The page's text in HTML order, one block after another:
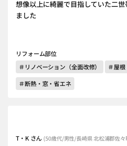
想像以上に綺麗で目指していた二
ました
リフォーム部位
＃リノベーション（全面改修）
＃屋
＃断熱・窓・省エネ
T・K さん (50歳代/男性/長崎県 北松浦郡佐々